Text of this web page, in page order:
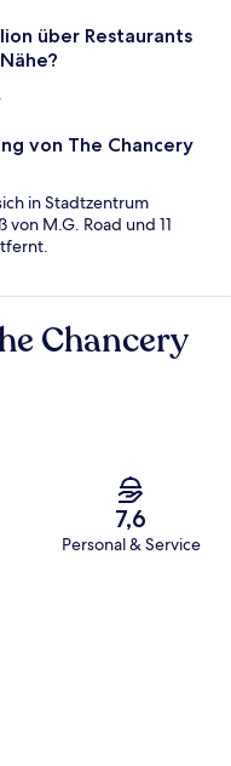
über Restaurants
von The Chancery
in Stadtzentrum
von M.G. Road und 11
Chancery
7,6
Personal & Service